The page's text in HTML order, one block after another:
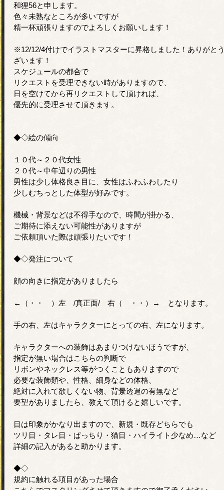
和狸56と申します。
色々未熟なところが多いですが
精一杯頑張りますのでよろしくお願いします！
※12/12/4付けでイラストマスターに昇格しました！ありがと
ざいます！
スケジュールの都合で
リクエストを受理できない時がありますので、
日を空けてから再リクエストして頂ければ、
優先的に受理させて頂きます。
◆◇絵の傾向
１０代～２０代女性
２０代～中年辺りの男性
男性は少し体格良さ目に、女性はふわふわしたり
少しむちっとした体型が好みです。
機械・背景などは不得手なので、時間が掛かる、
ご期待に添えない可能性がありますが
ご依頼頂いた際は頑張りたいです！
◆◇発注について
顔の向きに指定がありましたら
←（・・ ）左 /真正面/ 右（ ・・）→ となります。
手の右、左はキャラクターにとっての右、左になります。
キャラクターへの装飾はあまりつけないほうですが、
指定が無い場合はこちらの判断で
リボンやネックレス等がつくこともありますので
必要な装飾類や、性格、細身などの体格、
絶対に入れて欲しくない物、背景透過の有無など
要望がありましたら、教えて頂けると嬉しいです。
目は印象がかなり出ますので、新規・既存どちらでも
ツリ目・タレ目・ぱっちり・猫目・ハイライト少なめ…など
詳細の記入があると助かります。
◆◇
規約に触れる項目があった場合